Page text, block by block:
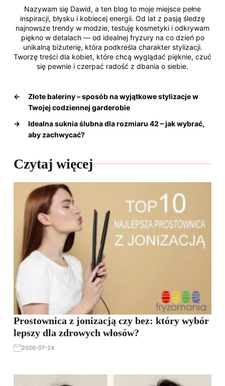
Nazywam się Dawid, a ten blog to moje miejsce pełne
inspiracji, błysku i kobiecej energii. Od lat z pasją śledzę
najnowsze trendy w modzie, testuję kosmetyki i odkrywam
piękno w detalach — od idealnej fryzury na co dzień po
unikalną biżuterię, która podkreśla charakter stylizacji.
Tworzę treści dla kobiet, które chcą wyglądać pięknie, czuć
się pewnie i czerpać radość z dbania o siebie.
←
Złote baleriny – sposób na wyjątkowe stylizacje w
Twojej codziennej garderobie
→
Idealna suknia ślubna dla rozmiaru 42 – jak wybrać,
aby zachwycać?
Czytaj więcej
Prostownica z jonizacją czy bez: który wybór
lepszy dla zdrowych włosów?
2026-07-24